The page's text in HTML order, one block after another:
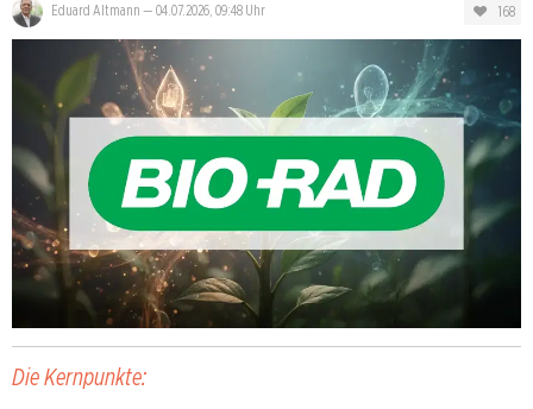
Eduard Altmann — 04.07.2026, 09:48 Uhr 168
Die Kernpunkte: